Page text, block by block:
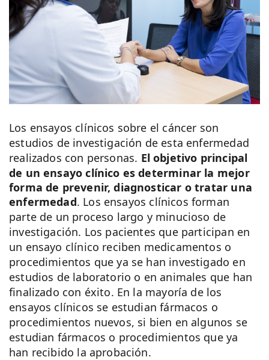
Los ensayos clínicos sobre el cáncer son
estudios de investigación de esta enfermedad
realizados con personas. El objetivo principal
de un ensayo clínico es determinar la mejor
forma de prevenir, diagnosticar o tratar una
enfermedad. Los ensayos clínicos forman
parte de un proceso largo y minucioso de
investigación. Los pacientes que participan en
un ensayo clínico reciben medicamentos o
procedimientos que ya se han investigado en
estudios de laboratorio o en animales que han
finalizado con éxito. En la mayoría de los
ensayos clínicos se estudian fármacos o
procedimientos nuevos, si bien en algunos se
estudian fármacos o procedimientos que ya
han recibido la aprobación.